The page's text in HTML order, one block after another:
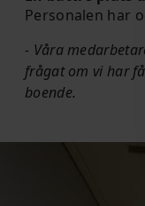
Personalen har
- Våra
frågat om vi har
boende.